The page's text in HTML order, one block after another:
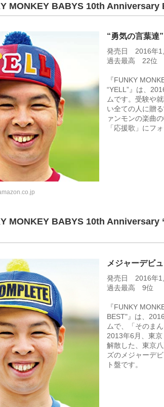
MONKEY BABYS 10th Anniversary
“勇気の言葉達
発売日 2016年1
過去最高 22位
『FUNKY
“YELL”』は、
ムです。受験や
い全ての人に贈
ァンモンの楽曲
「応援歌」にフ
MONKEY BABYS 10th Anniversary
メジャーデビ
発売日 2016年1
過去最高 9位
『FUNKY
BEST"』は、
ムで、「そのま
2013年6月、東
解散した、東京
ズのメジャーデ
ト盤です。